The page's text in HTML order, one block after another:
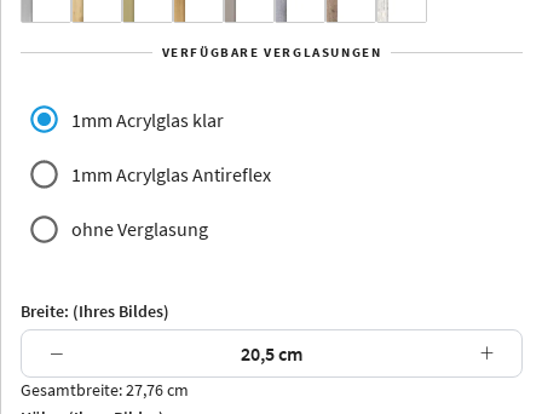
Yukon Alaska
Jersey Dauphine
Arran Luzern
VERFÜGBARE VERGLASUNGEN
1mm Acrylglas klar
1mm Acrylglas Antireflex
ohne Verglasung
Breite: (Ihres Bildes)
− +
Gesamtbreite: 27,76 cm